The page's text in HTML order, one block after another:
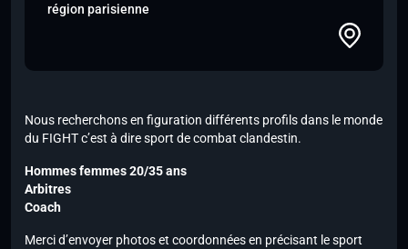
région parisienne
Nous recherchons en figuration différents profils dans le monde
du FIGHT c’est à dire sport de combat clandestin.
Hommes femmes 20/35 ans
Arbitres
Coach
Merci d’envoyer photos et coordonnéesen précisant le sport